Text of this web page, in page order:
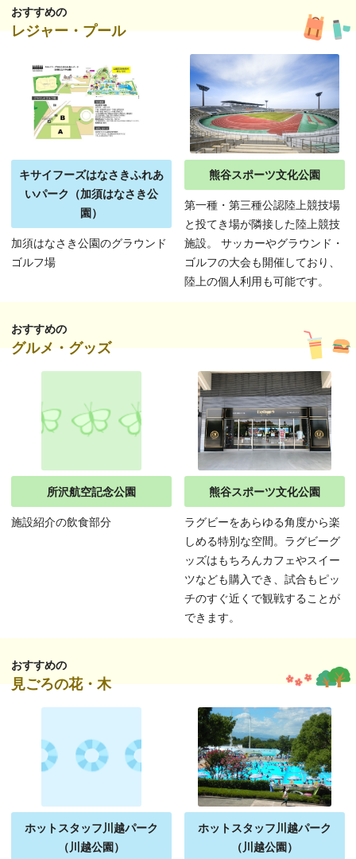
おすすめの
レジャー・プール
キサイフーズはなさきふれあ
いパーク（加須はなさき公
園）
加須はなさき公園のグラウンド
ゴルフ場
熊谷スポーツ文化公園
第一種・第三種公認陸上競技場
と投てき場が隣接した陸上競技
施設。 サッカーやグラウンド・
ゴルフの大会も開催しており、
陸上の個人利用も可能です。
おすすめの
グルメ・グッズ
所沢航空記念公園
施設紹介の飲食部分
熊谷スポーツ文化公園
ラグビーをあらゆる角度から楽
しめる特別な空間。ラグビーグ
ッズはもちろんカフェやスイー
ツなども購入でき、試合もピッ
チのすぐ近くで観戦することが
できます。
おすすめの
見ごろの花・木
ホットスタッフ川越パーク
（川越公園）
ホットスタッフ川越パーク
（川越公園）